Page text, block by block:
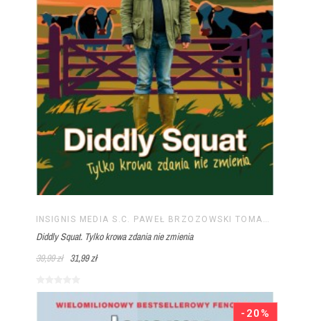
INSIGNIS MEDIA S.C. PAWEŁ BRZOZOWSKI TOMASZ BRZOZOWSKI
Diddly Squat. Tylko krowa zdania nie zmienia
39,99 zł
31,99 zł
-20%